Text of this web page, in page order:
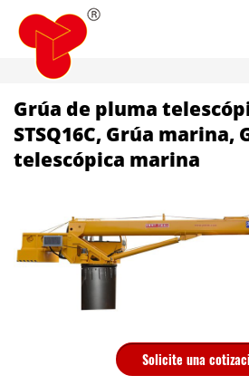
Grúa de pluma
STSQ16C, Grúa marina,
telescópica marina
Solicite una